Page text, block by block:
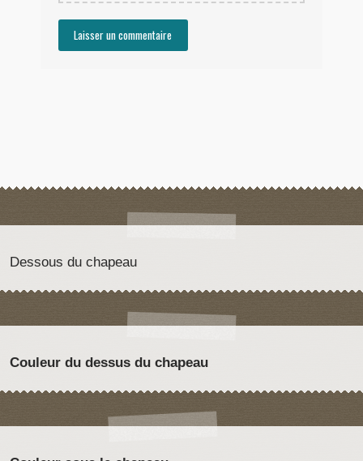
Dessous du chapeau
Couleur du dessus du chapeau